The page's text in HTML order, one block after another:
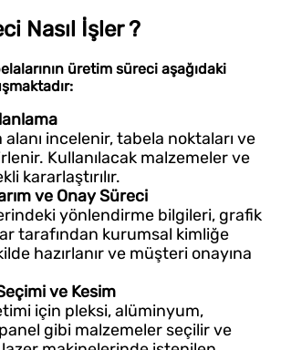
Nasıl İşler ?
üretim süreci aşağıdaki
incelenir, tabela noktaları ve
Kullanılacak malzemeler ve
kararlaştırılır.
ve Onay Süreci
yönlendirme bilgileri, grafik
tarafından kurumsal kimliğe
hazırlanır ve müşteri onayına
ve Kesim
için pleksi, alüminyum,
gibi malzemeler seçilir ve